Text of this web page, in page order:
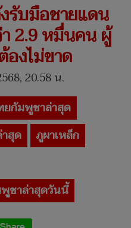
รับมือชายแดน
2.9 หมื่นคน ผู้
องไม่ขาด
20.58 น.
ยกัมพูชาล่าสุด
สุด
ภูผาเหล็ก
ชาล่าสุดวันนี้